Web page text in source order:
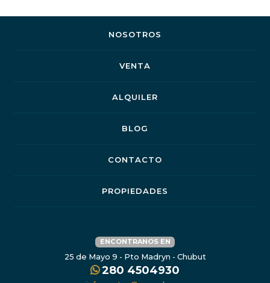
NOSOTROS
VENTA
ALQUILER
BLOG
CONTACTO
PROPIEDADES
ENCONTRANOS EN
25 de Mayo 9 - Pto Madryn - Chubut
280 4504930